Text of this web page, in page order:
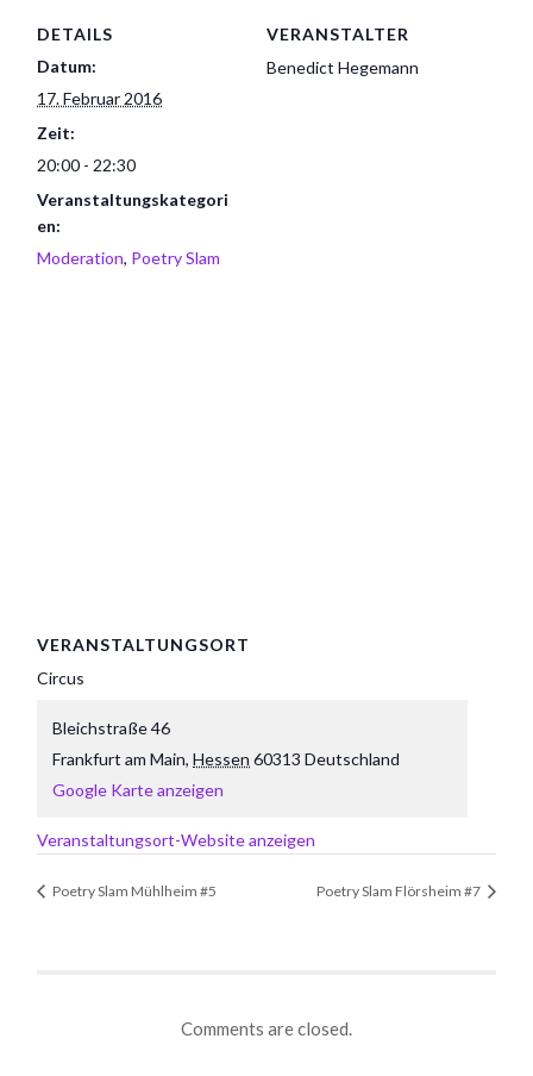
DETAILS
Datum:
17. Februar 2016
Zeit:
20:00 - 22:30
Veranstaltungskategori
en:
Moderation, Poetry Slam
VERANSTALTER
Benedict Hegemann
VERANSTALTUNGSORT
Circus
Bleichstraße 46
Frankfurt am Main, Hessen 60313 Deutschland
Google Karte anzeigen
Veranstaltungsort-Website anzeigen
Poetry Slam Mühlheim #5 Poetry Slam Flörsheim #7
Comments are closed.